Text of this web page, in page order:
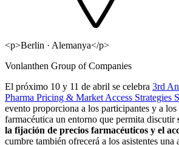
<p>Berlin · Alemanya</p>
Vonlanthen Group of Companies
El próximo 10 y 11 de abril se celebra 3rd
Pharma Pricing & Market Access Strategies
evento proporciona a los participantes y a
farmacéutica un entorno que permita discutir
la fijación de precios farmacéuticos y el
cumbre también ofrecerá a los asistentes